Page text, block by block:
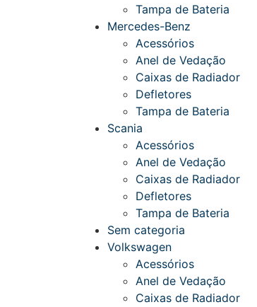
Tampa de Bateria
Mercedes-Benz
Acessórios
Anel de Vedação
Caixas de Radiador
Defletores
Tampa de Bateria
Scania
Acessórios
Anel de Vedação
Caixas de Radiador
Defletores
Tampa de Bateria
Sem categoria
Volkswagen
Acessórios
Anel de Vedação
Caixas de Radiador